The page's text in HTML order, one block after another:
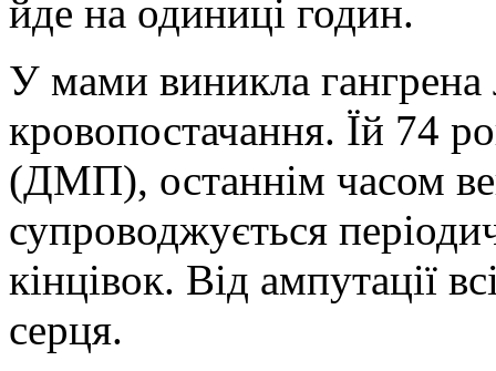
йде на одиниці годин.
У мами виникла гангрена
кровопостачання. Їй 74
(ДМП), останнім часом
супроводжується
кінцівок. Від ампутації
серця.